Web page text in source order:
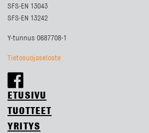
SFS-EN 13043
SFS-EN 13242
Y-tunnus 0687708-1
Tietosuojaseloste
ETUSIVU
TUOTTEET
YRITYS